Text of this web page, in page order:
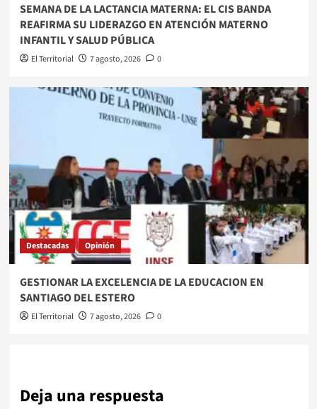
SEMANA DE LA LACTANCIA MATERNA: EL CIS BANDA
REAFIRMA SU LIDERAZGO EN ATENCIÓN MATERNO
INFANTIL Y SALUD PÚBLICA
El Territorial 7 agosto, 2026 0
Destacadas Opinión
GESTIONAR LA EXCELENCIA DE LA EDUCACION EN
SANTIAGO DEL ESTERO
El Territorial 7 agosto, 2026 0
Deja una respuesta